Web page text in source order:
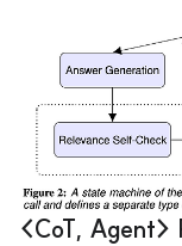
ion으로 명명 1.
oning step을 추가하도
지게 되면서 해당 연구가
<CoT, Agent>